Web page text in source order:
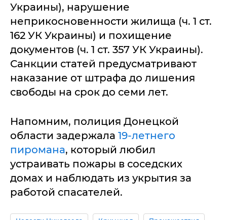
Украины), нарушение
неприкосновенности жилища (ч. 1 ст.
162 УК Украины) и похищение
документов (ч. 1 ст. 357 УК Украины).
Санкции статей предусматривают
наказание от штрафа до лишения
свободы на срок до семи лет.
Напомним, полиция Донецкой
области задержала 19-летнего
пиромана, который любил
устраивать пожары в соседских
домах и наблюдать из укрытия за
работой спасателей.